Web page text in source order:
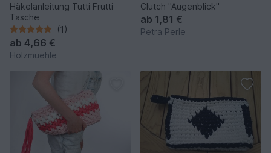
Häkelanleitung Tutti Frutti
Tasche
(1)
ab 4,66 €
Holzmuehle
Clutch "Augenblick"
ab 1,81 €
Petra Perle